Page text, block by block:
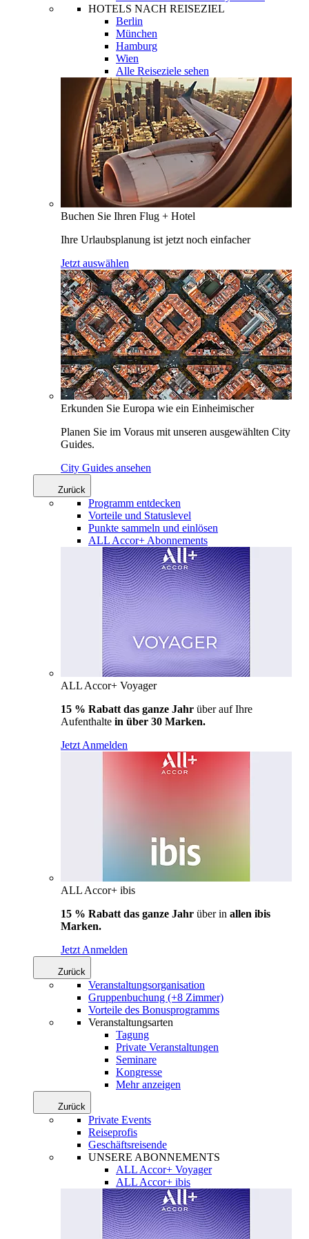
HOTELS NACH REISEZIEL
Berlin
München
Hamburg
Wien
Alle Reiseziele sehen
Buchen Sie Ihren Flug + Hotel
Ihre Urlaubsplanung ist jetzt noch einfacher
Jetzt auswählen
Erkunden Sie Europa wie ein Einheimischer
Planen Sie im Voraus mit unseren ausgewählten City
Guides.
City Guides ansehen
Zurück
Programm entdecken
Vorteile und Statuslevel
Punkte sammeln und einlösen
ALL Accor+ Abonnements
ALL Accor+ Voyager
15 % Rabatt das ganze Jahr über auf Ihre
Aufenthalte in über 30 Marken.
Jetzt Anmelden
ALL Accor+ ibis
15 % Rabatt das ganze Jahr über in allen ibis
Marken.
Jetzt Anmelden
Zurück
Veranstaltungsorganisation
Gruppenbuchung (+8 Zimmer)
Vorteile des Bonusprogramms
Veranstaltungsarten
Tagung
Private Veranstaltungen
Seminare
Kongresse
Mehr anzeigen
Zurück
Private Events
Reiseprofis
Geschäftsreisende
UNSERE ABONNEMENTS
ALL Accor+ Voyager
ALL Accor+ ibis